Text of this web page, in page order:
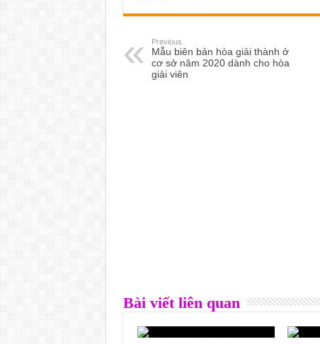
Previous
Mẫu biên bản hòa giải thành ở
cơ sở năm 2020 dành cho hòa
giải viên
Bài viết liên quan